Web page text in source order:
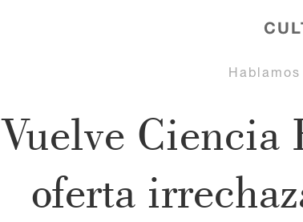
Hablamos
Vuelve Ciencia
oferta